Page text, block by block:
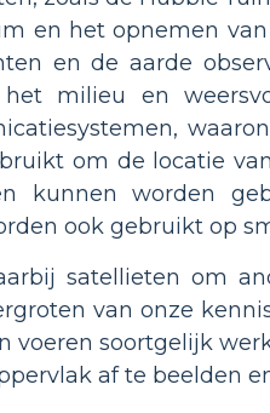
en het opnemen
en de aarde
milieu en
om de locatie
kunnen worden
ook gebruikt op
satellieten om
van onze
voeren soortgelijk
af te beelden